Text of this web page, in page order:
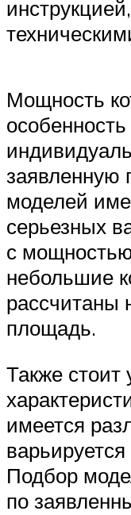
Мощность
заявленную
моделей
серьезных
с
небольшие
рассчитаны
площадь.
Также стоит
имеется
Подбор
по